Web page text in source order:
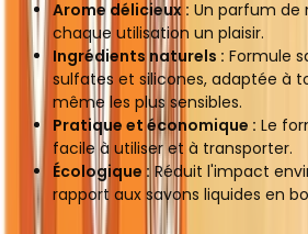
Arome délicieux : Un parfum de
chaque utilisation un plaisir.
Ingrédients naturels : Formule
sulfates et silicones, adaptée à
même les plus sensibles.
Pratique et économique : Le
facile à utiliser et à transporter.
Écologique : Réduit l'impact
rapport aux savons liquides en